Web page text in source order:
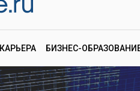
КАРЬЕРА БИЗНЕС-